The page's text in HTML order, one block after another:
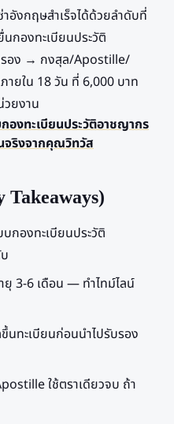
อังกฤษสำเร็จได้ด้วยลำดับที่
องทะเบียนประวัติ
อง → กงสุล/Apostille/
ยใน 18 วัน ที่ 6,000 บาท
วยงาน
งทะเบียนประวัติอาชญากร
ริงจากคุณวิทวัส
กองทะเบียนประวัติ
3-6 เดือน — ทำไทม์ไลน์
ทะเบียนก่อนนำไปรับรอง
ใช้ตราเดียวจบ ถ้า